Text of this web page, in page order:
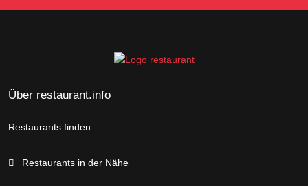
Über restaurant.info
Restaurants finden
Restaurants in der Nähe